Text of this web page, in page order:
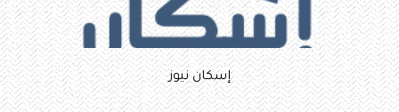
إسكان نيوز